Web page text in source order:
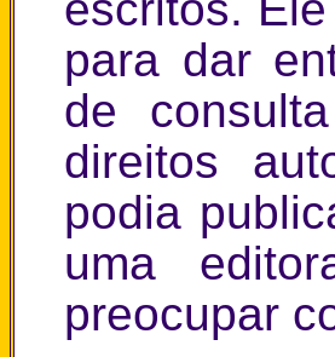
para dar
de
direitos
podia
uma
preocupar